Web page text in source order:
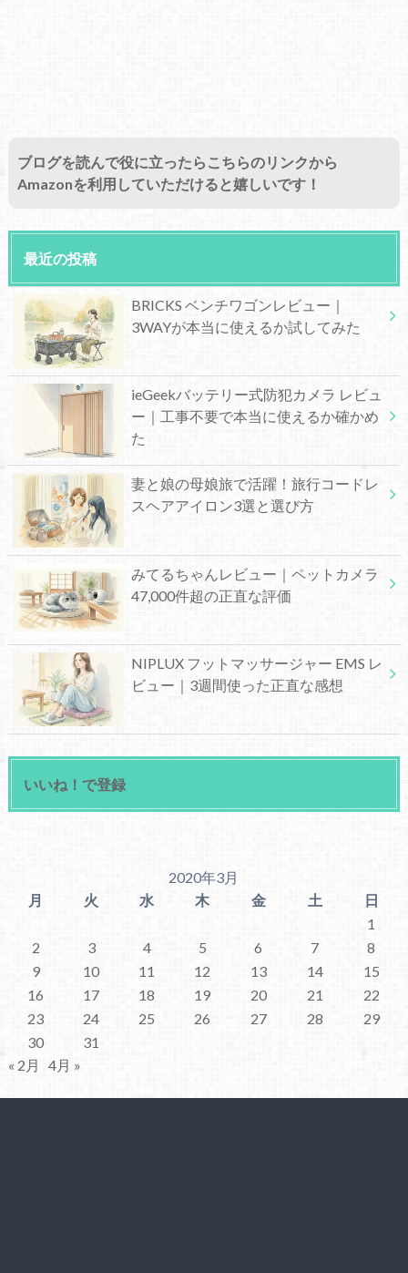
ブログを読んで役に立ったらこちらのリンクから
Amazonを利用していただけると嬉しいです！
最近の投稿
BRICKS ベンチワゴンレビュー｜
3WAYが本当に使えるか試してみた
ieGeekバッテリー式防犯カメラ レビュ
ー｜工事不要で本当に使えるか確かめ
た
妻と娘の母娘旅で活躍！旅行コードレ
スヘアアイロン3選と選び方
みてるちゃんレビュー｜ペットカメラ
47,000件超の正直な評価
NIPLUX フットマッサージャー EMS レ
ビュー｜3週間使った正直な感想
いいね！で登録
2020年3月
月
火 水 木 金 土
日
1
2
3 4 5 6 7
8
9
10 11 12 13 14
15
16
17 18 19 20 21
22
23
24 25 26 27 28
29
30
31
« 2月
4月 »